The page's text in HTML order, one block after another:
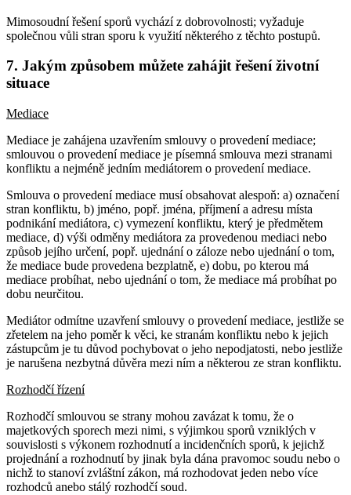
Mimosoudní řešení sporů vychází z dobrovolnosti; vyžaduje
společnou vůli stran sporu k využití některého z těchto postupů.
7. Jakým způsobem můžete zahájit řešení životní
situace
Mediace
Mediace je zahájena uzavřením smlouvy o provedení mediace;
smlouvou o provedení mediace je písemná smlouva mezi stranami
konfliktu a nejméně jedním mediátorem o provedení mediace.
Smlouva o provedení mediace musí obsahovat alespoň: a) označení
stran konfliktu, b) jméno, popř. jména, příjmení a adresu místa
podnikání mediátora, c) vymezení konfliktu, který je předmětem
mediace, d) výši odměny mediátora za provedenou mediaci nebo
způsob jejího určení, popř. ujednání o záloze nebo ujednání o tom,
že mediace bude provedena bezplatně, e) dobu, po kterou má
mediace probíhat, nebo ujednání o tom, že mediace má probíhat po
dobu neurčitou.
Mediátor odmítne uzavření smlouvy o provedení mediace, jestliže se
zřetelem na jeho poměr k věci, ke stranám konfliktu nebo k jejich
zástupcům je tu důvod pochybovat o jeho nepodjatosti, nebo jestliže
je narušena nezbytná důvěra mezi ním a některou ze stran konfliktu.
Rozhodčí řízení
Rozhodčí smlouvou se strany mohou zavázat k tomu, že o
majetkových sporech mezi nimi, s výjimkou sporů vzniklých v
souvislosti s výkonem rozhodnutí a incidenčních sporů, k jejichž
projednání a rozhodnutí by jinak byla dána pravomoc soudu nebo o
nichž to stanoví zvláštní zákon, má rozhodovat jeden nebo více
rozhodců anebo stálý rozhodčí soud.